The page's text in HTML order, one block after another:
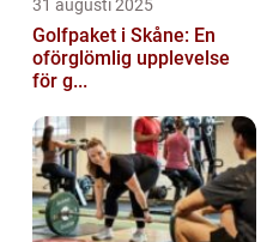
31 augusti 2025
Golfpaket i Skåne: En
oförglömlig upplevelse
för g...